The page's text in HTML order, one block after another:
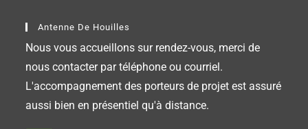
Antenne De Houilles
Nous vous accueillons sur rendez-vous, merci de
nous contacter par téléphone ou courriel.
L'accompagnement des porteurs de projet est assuré
aussi bien en présentiel qu'à distance.